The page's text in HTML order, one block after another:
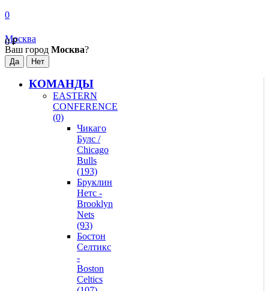
0
0₽
Москва
Ваш город Москва?
КОМАНДЫ
EASTERN
CONFERENCE
(0)
Чикаго
Булс /
Chicago
Bulls
(193)
Бруклин
Нетс -
Brooklyn
Nets
(93)
Бостон
Селтикс
-
Boston
Celtics